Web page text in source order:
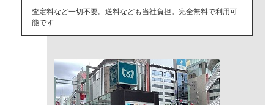
査定料など一切不要。送料なども当社負担。完全無料で利用可
能です